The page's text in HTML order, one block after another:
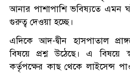
আনার পাশাপাশি ভবিষ্যতে এমন
গুরুত্ব দেওয়া হচ্ছে।
এদিকে আদ-দ্বীন হাসপাতাল
বিষয়ে প্রশ্ন উঠেছে। এ বিষয়ে
কর্তৃপক্ষের কাছ থেকে লাইসেন্স